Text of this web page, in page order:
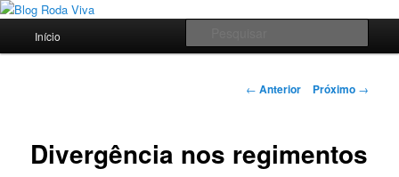
Pular Jornalismo sério comprometido com a verdade
principal
Início
Navegação
← Anterior Próximo →
Divergência nos regimentos